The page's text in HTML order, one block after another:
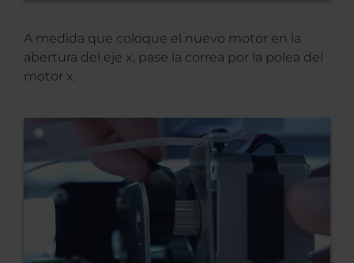
A medida que coloque el nuevo motor en la
abertura del eje x, pase la correa por la polea del
motor x.